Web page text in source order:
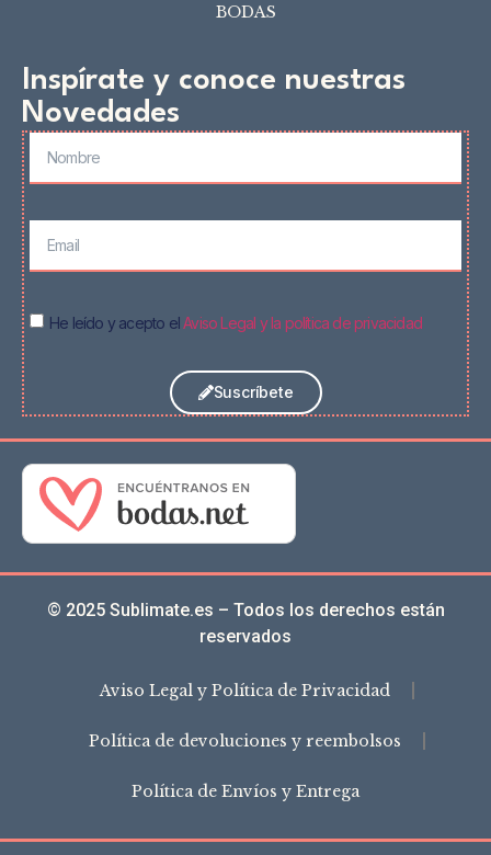
BODAS
Inspírate y conoce nuestras
Novedades
He leído y acepto elAviso Legal y la política de privacidad
Suscríbete
© 2025 Sublimate.es – Todos los derechos están
reservados
Aviso Legal y Política de Privacidad
Política de devoluciones y reembolsos
Política de Envíos y Entrega